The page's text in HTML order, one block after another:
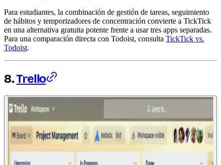
Para estudiantes, la combinación de gestión de tareas, seguimiento
de hábitos y temporizadores de concentración convierte a TickTick
en una alternativa gratuita potente frente a usar tres apps separadas.
Para una comparación directa con Todoist, consulta TickTick vs.
Todoist.
8.Trello